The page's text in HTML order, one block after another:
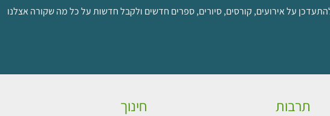
על אירועים, קורסים, סיורים, ספרים חדשים ולקבל חדשות על כל מה שקורה אצלנו
תרבות חינוך